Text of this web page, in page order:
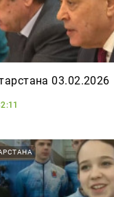
03.02.2026